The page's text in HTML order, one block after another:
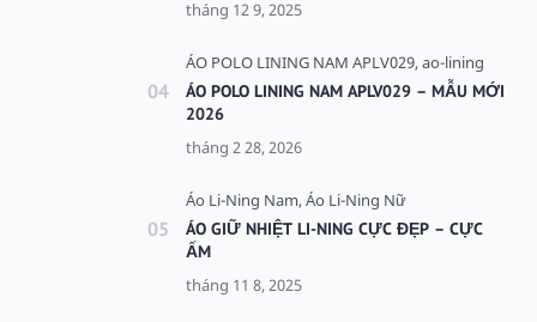
ÁO POLO LINING NAM APLV029 – MẪU MỚI
2026
ÁO GIỮ NHIỆT LI-NING CỰC ĐẸP – CỰC
ẤM